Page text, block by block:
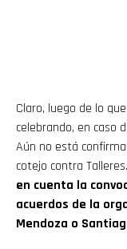
Claro, luego de lo
celebrando, en caso
Aún no está
cotejo contra Talleres.
en cuenta la
acuerdos de la
Mendoza o